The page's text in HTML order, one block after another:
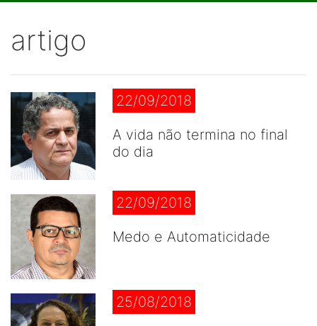
artigo
22/09/2018
A vida não termina no final
do dia
22/09/2018
Medo e Automaticidade
25/08/2018